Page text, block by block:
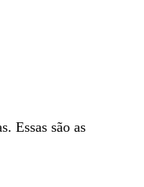
Essas são as